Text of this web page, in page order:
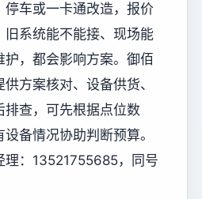
停车或一卡通改造，报价
旧系统能不能接、现场能
护，都会影响方案。御佰
方案核对、设备供货、
排查，可先根据点位数
备情况协助判断预算。
理：13521755685，同号